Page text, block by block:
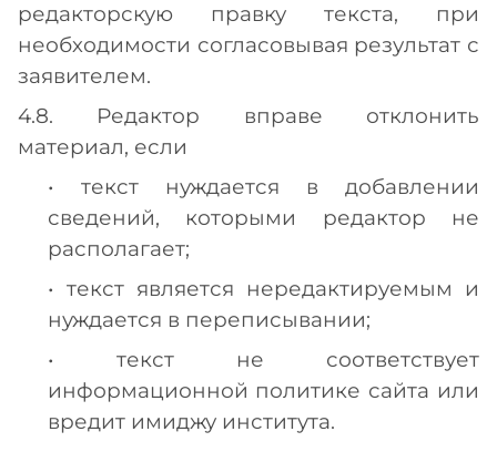
редакторскую правку текста, при
необходимости согласовывая результат с
заявителем.
4.8. Редактор вправе отклонить
материал, если
• текст нуждается в добавлении
сведений, которыми редактор не
располагает;
• текст является нередактируемым и
нуждается в переписывании;
• текст не соответствует
информационной политике сайта или
вредит имиджу института.